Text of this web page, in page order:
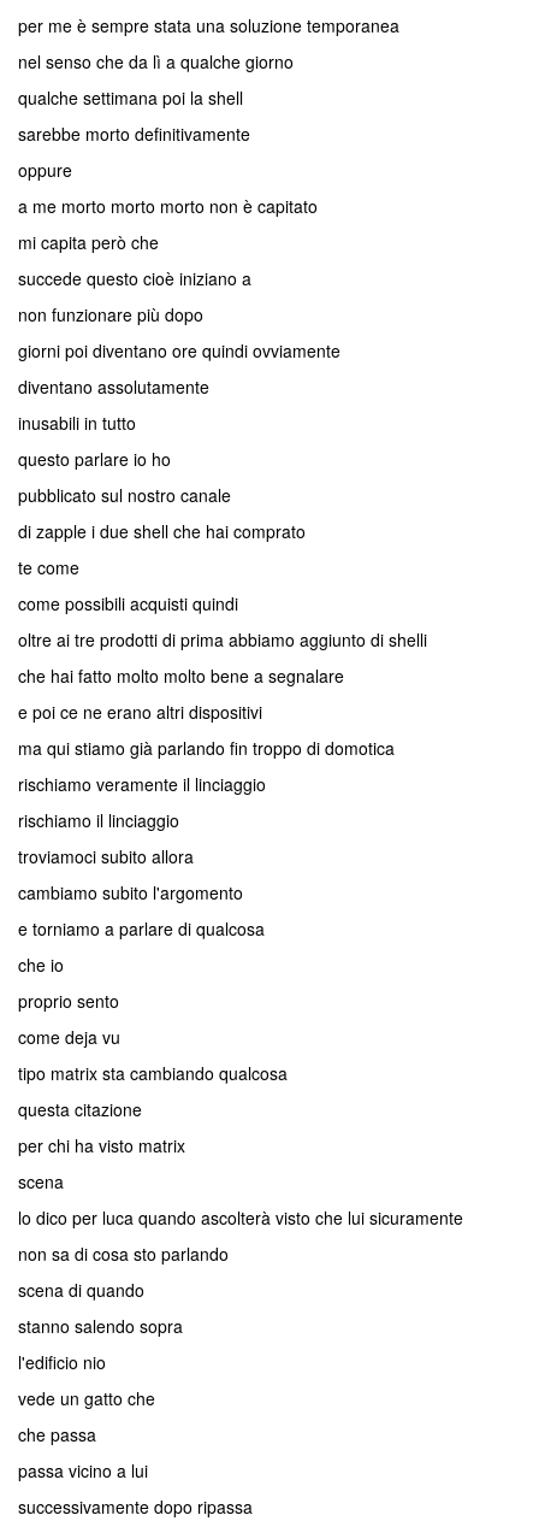
per me è sempre stata una soluzione temporanea
nel senso che da lì a qualche giorno
qualche settimana poi la shell
sarebbe morto definitivamente
oppure
a me morto morto morto non è capitato
mi capita però che
succede questo cioè iniziano a
non funzionare più dopo
giorni poi diventano ore quindi ovviamente
diventano assolutamente
inusabili in tutto
questo parlare io ho
pubblicato sul nostro canale
di zapple i due shell che hai comprato
te come
come possibili acquisti quindi
oltre ai tre prodotti di prima abbiamo aggiunto di shelli
che hai fatto molto molto bene a segnalare
e poi ce ne erano altri dispositivi
ma qui stiamo già parlando fin troppo di domotica
rischiamo veramente il linciaggio
rischiamo il linciaggio
troviamoci subito allora
cambiamo subito l'argomento
e torniamo a parlare di qualcosa
che io
proprio sento
come deja vu
tipo matrix sta cambiando qualcosa
questa citazione
per chi ha visto matrix
scena
lo dico per luca quando ascolterà visto che lui sicuramente
non sa di cosa sto parlando
scena di quando
stanno salendo sopra
l'edificio nio
vede un gatto che
che passa
passa vicino a lui
successivamente dopo ripassa